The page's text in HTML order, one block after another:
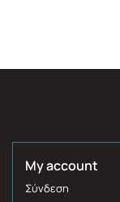
My account
Σύνδεση